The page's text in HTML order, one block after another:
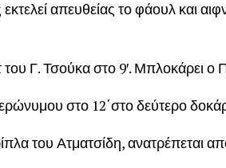
απευθείας το φάουλ και
του Γ. Τσούκα στο 9′. Μπλοκάρει ο
στο 12΄στο δεύτερο
του Ατματσίδη, ανατρέπεται